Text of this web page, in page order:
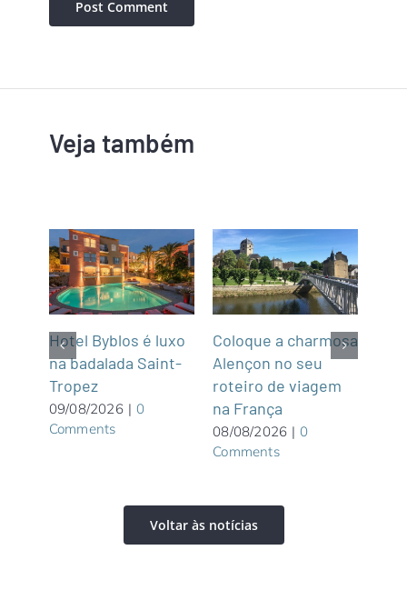
Veja também
Hotel Byblos é luxo
na badalada Saint-
Tropez
09/08/2026 | 0
Comments
Coloque a charmosa
Alençon no seu
roteiro de viagem
na França
08/08/2026 | 0
Comments
Voltar às notícias